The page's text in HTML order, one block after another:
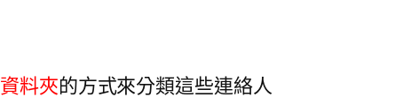
資料夾的方式來分類這些連絡人